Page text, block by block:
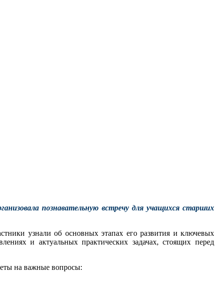
познавательную встречу для учащихся старших
узнали об основных этапах его развития и ключевых
и актуальных практических задачах, стоящих перед
на важные вопросы: